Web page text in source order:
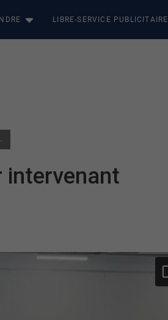
LIBRE-SERVICE PUBLICITAIRE
INTERVENANT JEUNESSE
intervenant